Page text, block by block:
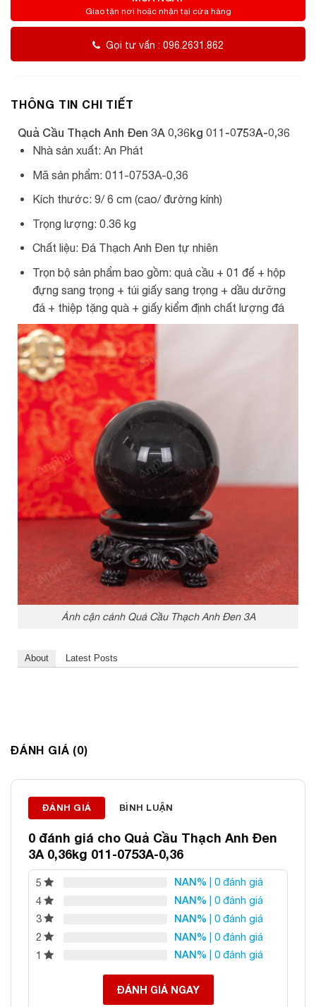
Giao tận nơi hoặc nhận tại cửa hàng
Gọi tư vấn : 096.2631.862
THÔNG TIN CHI TIẾT
Quả Cầu Thạch Anh Đen 3A 0,36kg 011-0753A-0,36
Nhà sản xuất: An Phát
Mã sản phẩm: 011-0753A-0,36
Kích thước: 9/ 6 cm (cao/ đường kính)
Trọng lượng: 0.36 kg
Chất liệu: Đá Thạch Anh Đen tự nhiên
Trọn bộ sản phẩm bao gồm: quả cầu + 01 đế + hộp
đựng sang trọng + túi giấy sang trọng + dầu dưỡng
đá + thiệp tặng quà + giấy kiểm định chất lượng đá
Ảnh cận cảnh Quả Cầu Thạch Anh Đen 3A
About Latest Posts
ĐÁ PHONG THỦY AN PHÁT – LỰA CHỌN SỐ 1 VỀ ĐÁ
PHONG THỦY
Địa chỉ: 60/69 Bùi Huy Bích, Hoàng Mai, Hà Nội
Điện thoại: 0982 627 166
Email:
daphongthuyanphat@gmail.com
ĐÁNH GIÁ (0)
ĐÁNH GIÁ BÌNH LUẬN
0 đánh giá cho Quả Cầu Thạch Anh Đen
3A 0,36kg 011-0753A-0,36
5 NAN% | 0 đánh giá
4
NAN% | 0 đánh giá
3
NAN% | 0 đánh giá
2
NAN% | 0 đánh giá
1
NAN% | 0 đánh giá
ĐÁNH GIÁ NGAY